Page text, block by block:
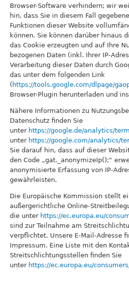
Browser-Software verhindern; wir
hin, dass Sie in diesem Fall
Funktionen dieser Website
können. Sie können darüber hinaus
das Cookie erzeugten und auf Ihre
bezogenen Daten (inkl. Ihrer IP-
Verarbeitung dieser Daten durch
das unter dem folgenden Link
( https://tools.google.com/dlpage/
Browser-Plugin herunterladen und
Nähere Informationen zu
Datenschutz finden Sie
unter https://google.de/analytics/
unter https://google.com/analytics/
Sie darauf hin, dass auf dieser
den Code „gat._anonymizeIp();“
anonymisierte Erfassung von IP-
gewährleisten.
Die Europäische Kommission stellt
außergerichtliche Online-
die unter https://ec.europa.eu/
sind zur Teilnahme am
verpflichtet. Unsere E-Mail-Adresse
Impressum. Eine Liste mit den
Streitschlichtungsstellen finden Sie
unter https://ec.europa.eu/